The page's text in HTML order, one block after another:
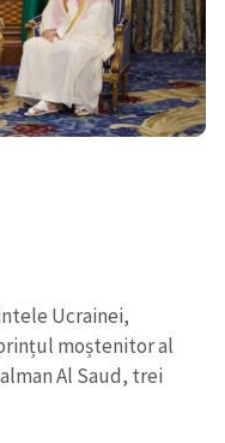
Ucrainei,
moștenitor al
Al Saud, trei